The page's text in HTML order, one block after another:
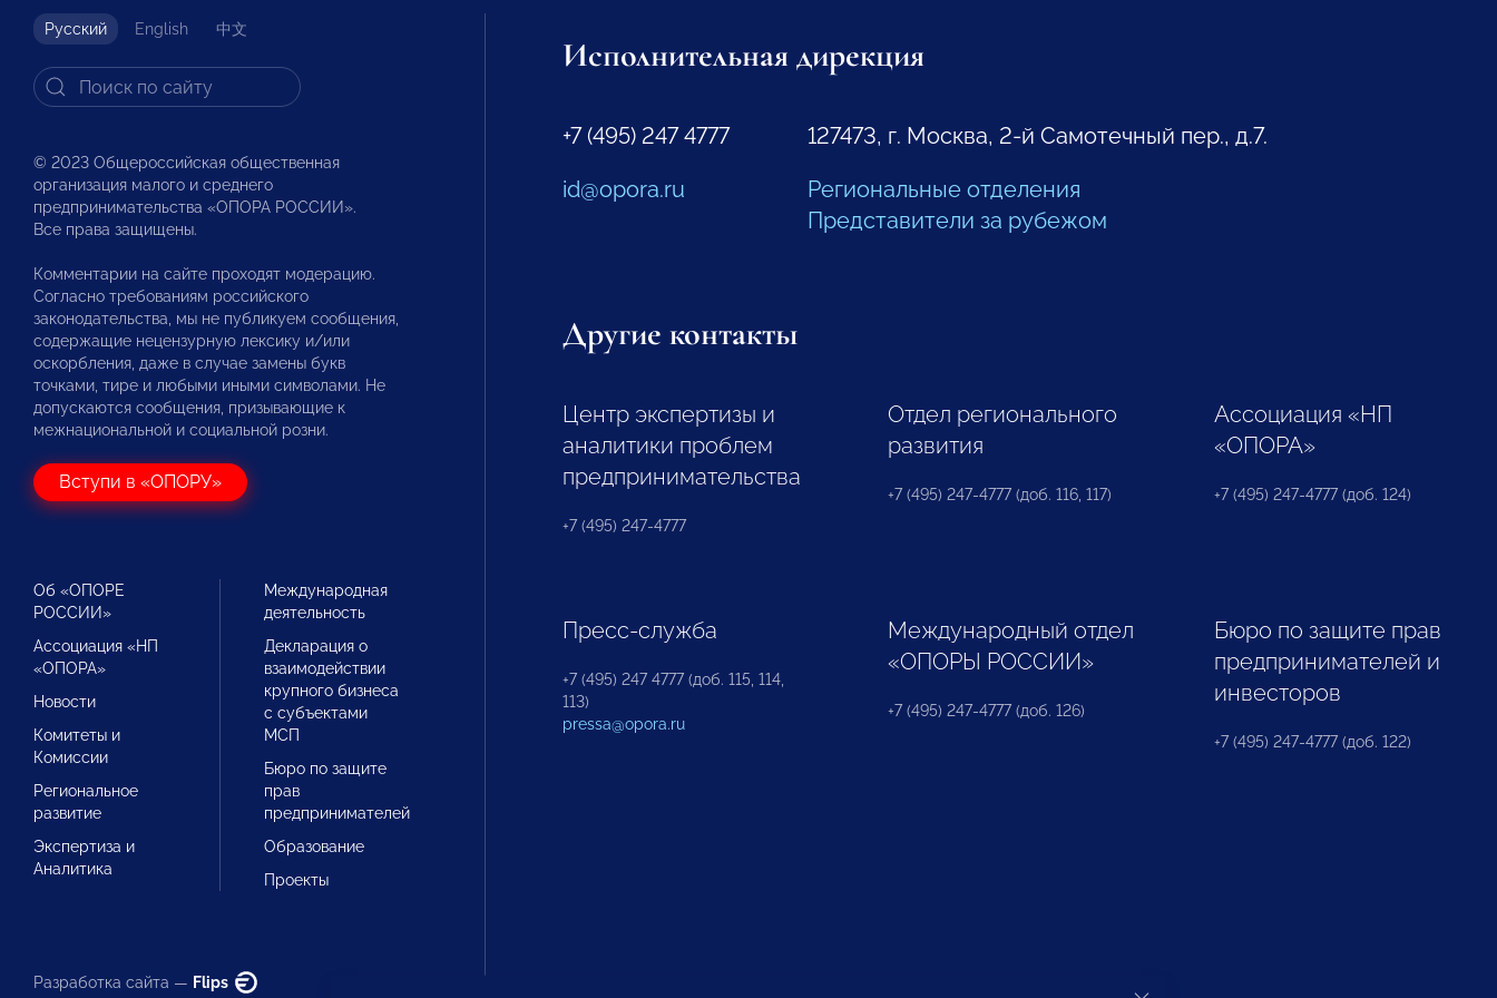
Русский English 中文
© 2023 Общероссийская общественная
организация малого и среднего
предпринимательства «ОПОРА РОССИИ».
Все права защищены.
Комментарии на сайте проходят модерацию.
Согласно требованиям российского
законодательства, мы не публикуем сообщения,
содержащие нецензурную лексику и/или
оскорбления, даже в случае замены букв
точками, тире и любыми иными символами. Не
допускаются сообщения, призывающие к
межнациональной и социальной розни.
Вступи в «ОПОРУ»
Об «ОПОРЕ
РОССИИ»
Ассоциация «НП
«ОПОРА»
Новости
Комитеты и
Комиссии
Региональное
развитие
Экспертиза и
Аналитика
Международная
деятельность
Декларация о
взаимодействии
крупного бизнеса
с субъектами
МСП
Бюро по защите
прав
предпринимателей
Образование
Проекты
Разработка сайта — Flips
Исполнительная дирекция
+7 (495) 247 4777
id@opora.ru
127473, г. Москва, 2-й Самотечный пер., д.7.
Региональные отделения
Представители за рубежом
Другие контакты
Центр экспертизы и
аналитики проблем
предпринимательства
+7 (495) 247-4777
Отдел регионального
развития
+7 (495) 247-4777 (доб. 116, 117)
Ассоциация «НП
«ОПОРА»
+7 (495) 247-4777 (доб. 124)
Пресс-служба
+7 (495) 247 4777 (доб. 115, 114,
113)
pressa@opora.ru
Международный отдел
«ОПОРЫ РОССИИ»
+7 (495) 247-4777 (доб. 126)
Бюро по защите прав
предпринимателей и
инвесторов
+7 (495) 247-4777 (доб. 122)